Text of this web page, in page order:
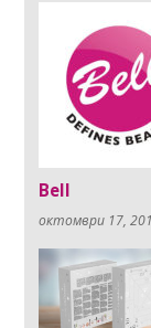
Bell
октомври 17,